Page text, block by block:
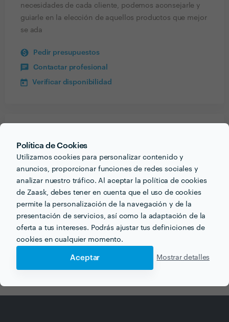
Política de Cookies
Utilizamos cookies para personalizar contenido y
anuncios, proporcionar funciones de redes sociales y
analizar nuestro tráfico. Al aceptar la política de cookies
de Zaask, debes tener en cuenta que el uso de cookies
permite la personalización de la navegación y de la
presentación de servicios, así como la adaptación de la
oferta a tus intereses. Podrás ajustar tus definiciones de
cookies en cualquier momento.
Aceptar Mostrar detalles
necesidades de cada cliente, podemos aconsejarle y
guiarle en la elección de aquellos productos que mejor
se ada
Pedir presupuestos
Contactar profesional
Verificar disponibilidad
Odoco Decoración
Otros servicios proporcionados por Odoco Decoración
Diseño de Interiores en oviedo
Decoración Dormitorios en oviedo